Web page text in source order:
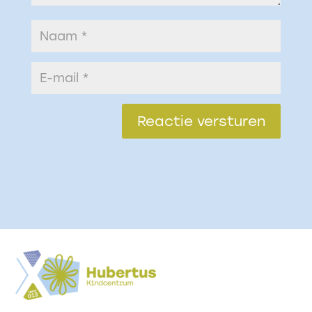
Reactie versturen